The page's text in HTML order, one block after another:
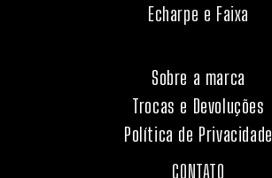
Echarpe e Faixa
Sobre a marca
Trocas e Devoluções
Política de Privacidade
CONTATO